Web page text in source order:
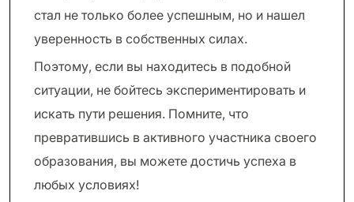
стал не только более успешным, но и нашел
уверенность в собственных силах.
Поэтому, если вы находитесь в подобной
ситуации, не бойтесь экспериментировать и
искать пути решения. Помните, что
превратившись в активного участника своего
образования, вы можете достичь успеха в
любых условиях!